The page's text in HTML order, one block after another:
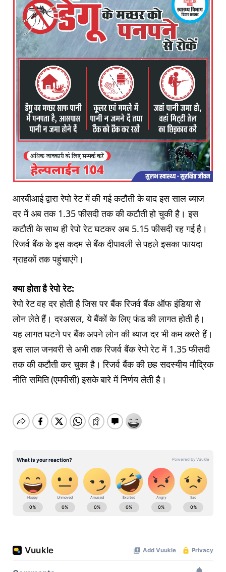
आरबीआई द्वारा रेपो रेट में की गई कटौती के बाद इस साल ब्याज
दर में अब तक 1.35 फीसदी तक की कटौती हो चुकी है। इस
कटौती के साथ ही रेपो रेट घटकर अब 5.15 फीसदी रह गई है।
रिजर्व बैंक के इस कदम से बैंक दीपावली से पहले इसका फायदा
ग्राहकों तक पहुंचाएंगे।
क्या होता है रेपो रेट:
रेपो रेट वह दर होती है जिस पर बैंक रिजर्व बैंक ऑफ इंडिया से
लोन लेते हैं। दरअसल, ये बैंकों के लिए फंड की लागत होती है।
यह लागत घटने पर बैंक अपने लोन की ब्याज दर भी कम करते हैं।
इस साल जनवरी से अभी तक रिजर्व बैंक रेपो रेट में 1.35 फीसदी
तक की कटौती कर चुका है। रिजर्व बैंक की छह सदस्यीय मौद्रिक
नीति समिति (एमपीसी) इसके बारे में निर्णय लेती है।